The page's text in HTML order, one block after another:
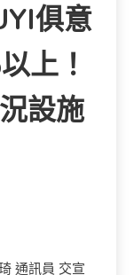
俱意
上！
設施
通訊員 交宣